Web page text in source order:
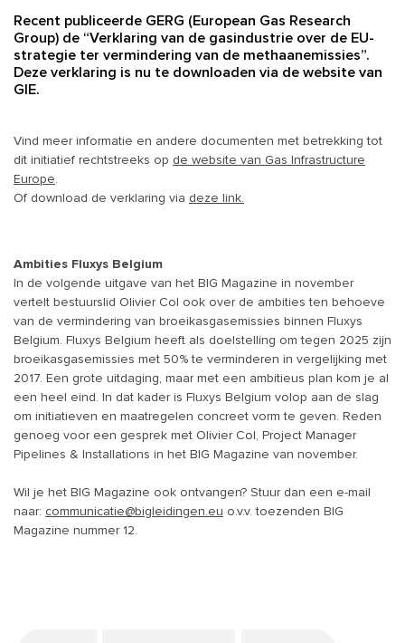
Recent publiceerde GERG (European Gas Research
Group) de “Verklaring van de gasindustrie over de EU-
strategie ter vermindering van de methaanemissies”.
Deze verklaring is nu te downloaden via de website van
GIE.
Vind meer informatie en andere documenten met betrekking tot
dit initiatief rechtstreeks op de website van Gas Infrastructure
Europe.
Of download de verklaring via deze link.
Ambities Fluxys Belgium
In de volgende uitgave van het BIG Magazine in november
vertelt bestuurslid Olivier Col ook over de ambities ten behoeve
van de vermindering van broeikasgasemissies binnen Fluxys
Belgium. Fluxys Belgium heeft als doelstelling om tegen 2025 zijn
broeikasgasemissies met 50% te verminderen in vergelijking met
2017. Een grote uitdaging, maar met een ambitieus plan kom je al
een heel eind. In dat kader is Fluxys Belgium volop aan de slag
om initiatieven en maatregelen concreet vorm te geven. Reden
genoeg voor een gesprek met Olivier Col, Project Manager
Pipelines & Installations in het BIG Magazine van november.
Wil je het BIG Magazine ook ontvangen? Stuur dan een e-mail
naar: communicatie@bigleidingen.eu o.v.v. toezenden BIG
Magazine nummer 12.